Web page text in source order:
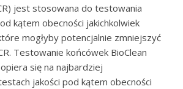
jest stosowana do testowania
kątem obecności jakichkolwiek
mogłyby potencjalnie zmniejszyć
Testowanie końcówek BioClean
się na najbardziej
jakości pod kątem obecności